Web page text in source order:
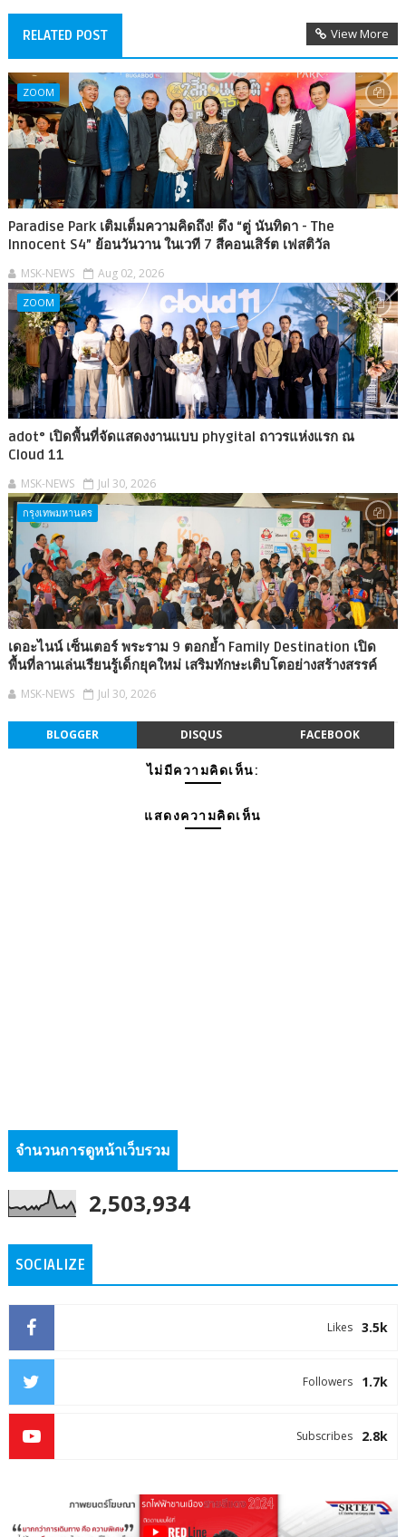
RELATED POST View More
ZOOM
Paradise Park เติมเต็มความคิดถึง! ดึง “ตู่ นันทิดา - The
Innocent S4” ย้อนวันวาน ในเวที 7 สีคอนเสิร์ต เฟสติวัล
MSK-NEWS Aug 02, 2026
ZOOM
adot° เปิดพื้นที่จัดแสดงงานแบบ phygital ถาวรแห่งแรก ณ
Cloud 11
MSK-NEWS Jul 30, 2026
กรุงเทพมหานคร
เดอะไนน์ เซ็นเตอร์ พระราม 9 ตอกย้ำ Family Destination เปิด
พื้นที่ลานเล่นเรียนรู้เด็กยุคใหม่ เสริมทักษะเติบโตอย่างสร้างสรรค์
MSK-NEWS Jul 30, 2026
BLOGGER DISQUS FACEBOOK
ไม่มีความคิดเห็น:
แสดงความคิดเห็น
จำนวนการดูหน้าเว็บรวม
2,503,934
SOCIALIZE
3.5k
Likes
1.7k
Followers
2.8k
Subscribes